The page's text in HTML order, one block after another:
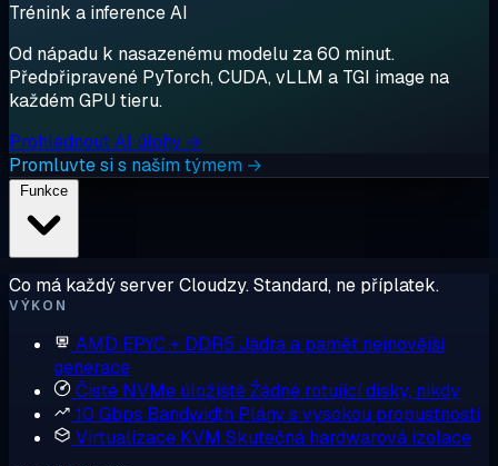
Trénink a inference AI
Od nápadu k nasazenému modelu za 60 minut.
Předpřipravené PyTorch, CUDA, vLLM a TGI image na
každém GPU tieru.
Prohlédnout AI úlohy →
Promluvte si s naším týmem →
Co má každý server Cloudzy. Standard, ne příplatek.
VÝKON
AMD EPYC + DDR5 Jádra a paměť nejnovější
generace
Čisté NVMe úložištěŽádné rotující disky, nikdy
10 Gbps Bandwidth Plány s vysokou propustností
Virtualizace KVM Skutečná hardwarová izolace